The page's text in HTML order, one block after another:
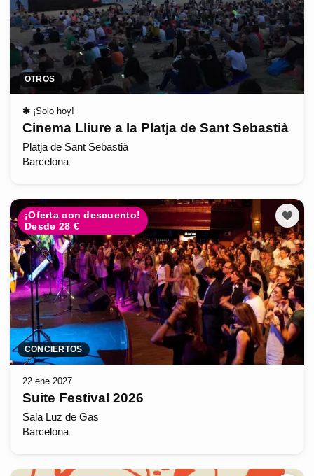
OTROS
✱ ¡Solo hoy!
Cinema Lliure a la Platja de Sant Sebastià
Platja de Sant Sebastià
Barcelona
¡Oferta con descuento!
Desde 28 €
CONCIERTOS
22 ene 2027
Suite Festival 2026
Sala Luz de Gas
Barcelona